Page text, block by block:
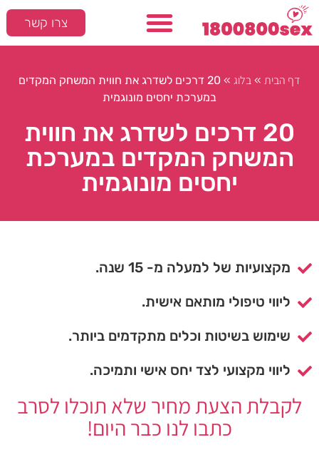
צרו קשר
דף הבית » בלוג »
20 דרכים לשדרג את חווית המשחק המקדים
במערכת יחסים מונוגמית
20 דרכים לשדרג את חווית
המשחק המקדים במערכת
יחסים מונוגמית
מקצועיות של למעלה מ- 15 שנה.
ליווי טיפולי מותאם אישית.
שימוש בשיטות וכלים מתקדמים ביותר.
ליווי מקצועי לצד יחס אישי ותמיכה.
לקבלת הצעת מחיר שלא תוכלו לסרב
כתבו לנו כבר היום!